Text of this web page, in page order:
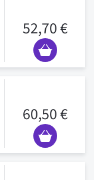
52,70 €
60,50 €